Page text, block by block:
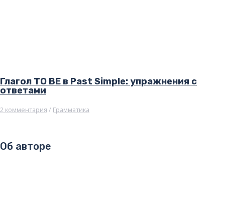
Глагол TO BE в Past Simple: упражнения с
ответами
2 комментария / Грамматика
Об авторе